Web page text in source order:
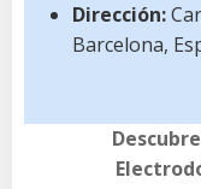
Dirección:
Barcelona,